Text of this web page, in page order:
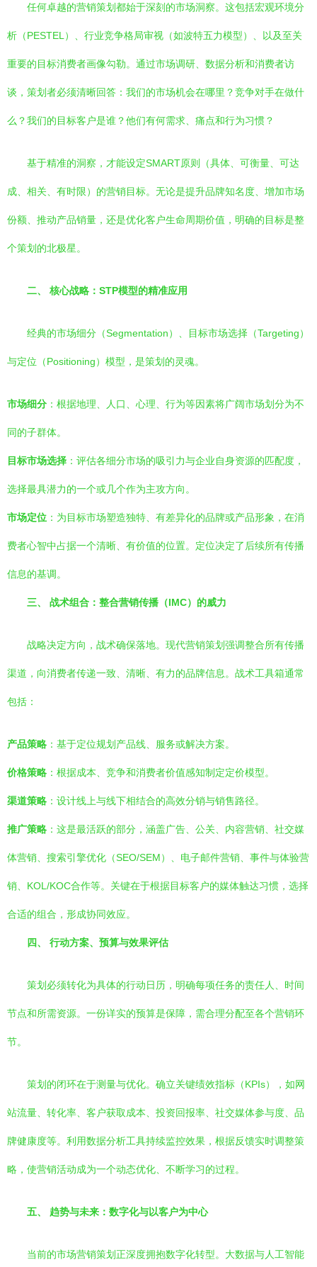
任何卓越的营销策划都始于深刻的市场洞察。这包括宏观环境分
析（PESTEL）、行业竞争格局审视（如波特五力模型）、以及至关
重要的目标消费者画像勾勒。通过市场调研、数据分析和消费者访
谈，策划者必须清晰回答：我们的市场机会在哪里？竞争对手在做什
么？我们的目标客户是谁？他们有何需求、痛点和行为习惯？
基于精准的洞察，才能设定SMART原则（具体、可衡量、可达
成、相关、有时限）的营销目标。无论是提升品牌知名度、增加市场
份额、推动产品销量，还是优化客户生命周期价值，明确的目标是整
个策划的北极星。
二、 核心战略：STP模型的精准应用
经典的市场细分（Segmentation）、目标市场选择（Targeting）
与定位（Positioning）模型，是策划的灵魂。
市场细分 ：根据地理、人口、心理、行为等因素将广阔市场划分为不
同的子群体。
目标市场选择 ：评估各细分市场的吸引力与企业自身资源的匹配度，
选择最具潜力的一个或几个作为主攻方向。
市场定位 ：为目标市场塑造独特、有差异化的品牌或产品形象，在消
费者心智中占据一个清晰、有价值的位置。定位决定了后续所有传播
信息的基调。
三、 战术组合：整合营销传播（IMC）的威力
战略决定方向，战术确保落地。现代营销策划强调整合所有传播
渠道，向消费者传递一致、清晰、有力的品牌信息。战术工具箱通常
包括：
产品策略 ：基于定位规划产品线、服务或解决方案。
价格策略 ：根据成本、竞争和消费者价值感知制定定价模型。
渠道策略 ：设计线上与线下相结合的高效分销与销售路径。
推广策略 ：这是最活跃的部分，涵盖广告、公关、内容营销、社交媒
体营销、搜索引擎优化（SEO/SEM）、电子邮件营销、事件与体验营
销、KOL/KOC合作等。关键在于根据目标客户的媒体触达习惯，选择
合适的组合，形成协同效应。
四、 行动方案、预算与效果评估
策划必须转化为具体的行动日历，明确每项任务的责任人、时间
节点和所需资源。一份详实的预算是保障，需合理分配至各个营销环
节。
策划的闭环在于测量与优化。确立关键绩效指标（KPIs），如网
站流量、转化率、客户获取成本、投资回报率、社交媒体参与度、品
牌健康度等。利用数据分析工具持续监控效果，根据反馈实时调整策
略，使营销活动成为一个动态优化、不断学习的过程。
五、 趋势与未来：数字化与以客户为中心
当前的市场营销策划正深度拥抱数字化转型。大数据与人工智能